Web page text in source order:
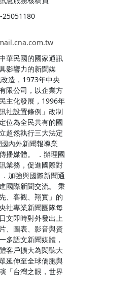
25051180
華民國的國家通訊
影響力的新聞媒
造，1973年中央
限公司，以企業方
主化發展，1996年
社設置條例」改制
位為全民共有的國
超然執行三大法定
內外新聞報導業
播媒體。 ．辦理國
業務，促進國際對
加強與國際新聞通
國際新聞交流。 秉
、客觀、翔實」的
社專業新聞團隊每
文即時對外發出上
、圖表、影音與資
多語文新聞媒體，
客戶擴大為閱聽大
延伸至全球僑胞與
「台灣之眼，世界